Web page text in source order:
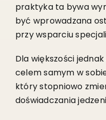
praktyka ta bywa
być wprowadzana
przy wsparciu
Dla większości
celem samym w
który stopniowo
doświadczania